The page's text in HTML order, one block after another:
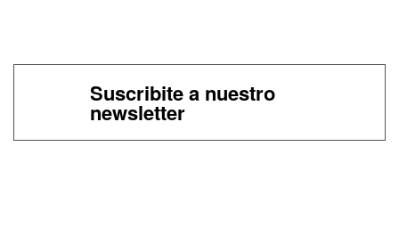
Suscribite a nuestro
newsletter